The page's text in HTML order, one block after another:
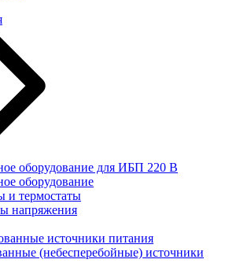
оборудование для ИБП 220 В
оборудование
и термостаты
напряжения
источники питания
(небесперебойные) источники